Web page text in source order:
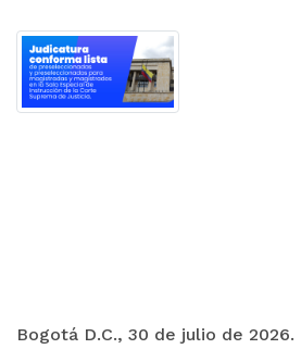
Bogotá D.C., 30 de julio de 2026.